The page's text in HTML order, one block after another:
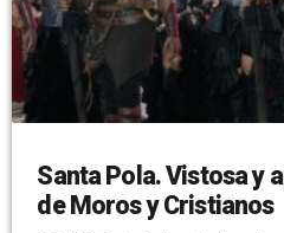
Santa Pola. Vistosa y
de Moros y Cristianos